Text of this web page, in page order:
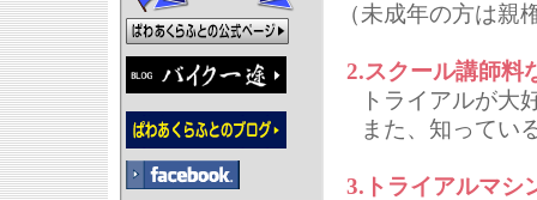
（未成年の方は親
2.スクール講師料
トライアルが大
また、知ってい
3.トライアルマシ